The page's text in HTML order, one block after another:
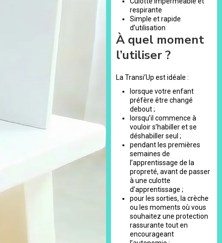
respirante
Simple et rapide
d’utilisation
À quel moment
l’utiliser ?
La Transi’Up est idéale :
lorsque votre enfant
préfère être changé
debout ;
lorsqu’il commence à
vouloir s’habiller et se
déshabiller seul ;
pendant les premières
semaines de
l’apprentissage de la
propreté, avant de passer
à une culotte
d’apprentissage ;
pour les sorties, la crèche
ou les moments où vous
souhaitez une protection
rassurante tout en
encourageant